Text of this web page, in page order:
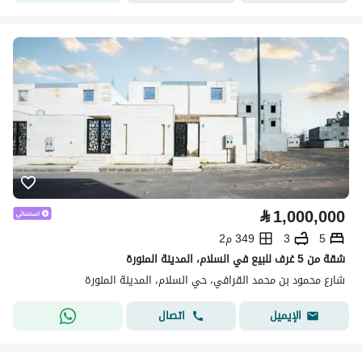
⃁1,000,000
5
3
349 م2
شقة من 5 غرف للبيع في السلام، المدينة المنورة
شارع محمود بن محمد القرافي، حي السلام، المدينة المنورة
الإيميل
اتصال